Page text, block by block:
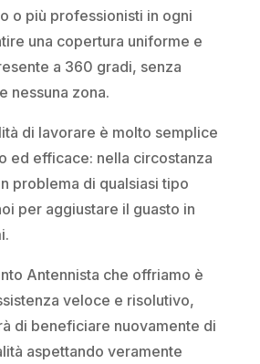
o più professionisti in ogni
una copertura uniforme e
a 360 gradi, senza
nessuna zona.
di lavorare è molto semplice
ed efficace: nella circostanza
problema di qualsiasi tipo
per aggiustare il guasto in
Antennista che offriamo è
veloce e risolutivo,
di beneficiare nuovamente di
aspettando veramente